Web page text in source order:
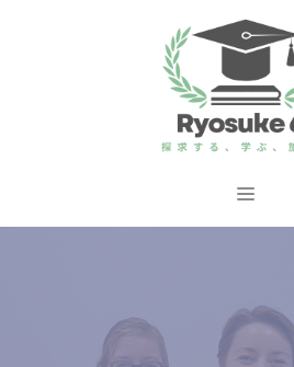
ス
メ
ュ